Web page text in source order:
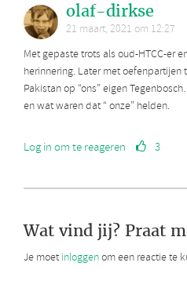
olaf-dirkse
21 maart, 2021 om 12:27
Met gepaste trots als oud-HTCC-er
herinnering. Later met oefenpartijen
Pakistan op “ons” eigen
en wat waren dat “ onze” helden.
Log in om te reageren 3
Wat vind jij? Praat
Je moet inloggenom een reactie te